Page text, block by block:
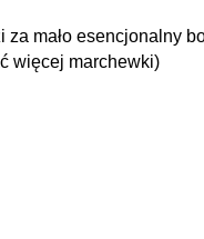
mało esencjonalny
więcej marchewki)